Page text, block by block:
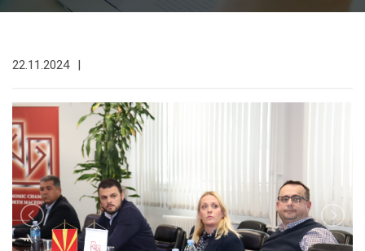
22.11.2024 |